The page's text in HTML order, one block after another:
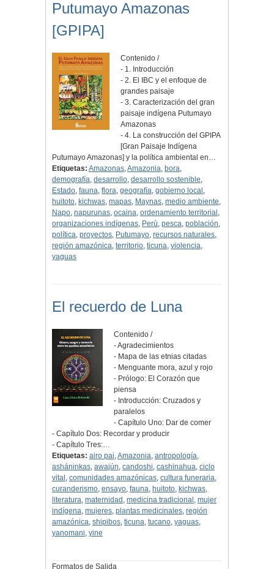
Putumayo Amazonas
[GPIPA]
Contenido /
- 1. Introducción
- 2. El IBC y el enfoque de
grandes paisaje
- 3. Caracterización del gran
paisaje indígena Putumayo
Amazonas
- 4. La construcción del GPIPA
[Gran Paisaje Indígena
Putumayo Amazonas] y la política ambiental en…
Etiquetas: Amazonas,Amazonia, bora,
demografía, desarrollo, desarrollo sostenible,
Estado, fauna, flora, geografía, gobierno local ,
huitoto, kichwas, mapas, Maynas, medio ambiente,
Napo, napurunas, ocaina, ordenamiento territorial ,
organizaciones indígenas, Perú, pesca, población,
política, proyectos, Putumayo, recursos naturales,
región amazónica, territorio, ticuna, violencia,
yaguas
El recuerdo de Luna
Contenido /
- Agradecimientos
- Mapa de las etnias citadas
- Menguante mora, azul y rojo
- Prólogo: El Corazón que
piensa
- Introducción: Cruzados y
paralelos
- Capítulo Uno: Dar de comer
- Capítulo Dos: Recordar y producir
- Capítulo Tres:…
Etiquetas: airo pai,Amazonia, antropología,
asháninkas, awajún, candoshi, cashinahua, ciclo
vital , comunidades amazónicas, cultura funeraria,
curanderismo, ensayo, fauna, huitoto, kichwas,
literatura, maternidad , medicina tradicional , mujer
indígena, mujeres, plantas medicinales, región
amazónica, shipibos, ticuna, tucano, yaguas,
yanomani, yine
Formatos de Salida